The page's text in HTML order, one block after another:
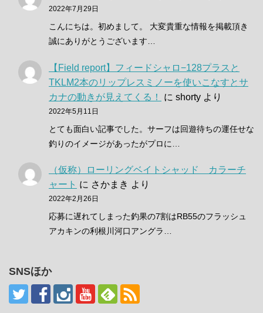
2022年7月29日
こんにちは。初めまして。 大変貴重な情報を掲載頂き
誠にありがとうございます…
【Field report】フィードシャロ−128プラスと
TKLM2本のリップレスミノーを使いこなすとサ
カナの動きが見えてくる！
に shorty より
2022年5月11日
とても面白い記事でした。サーフは回遊待ちの運任せな
釣りのイメージがあったがプロに…
（仮称）ローリングベイトシャッド カラーチ
ャート に さかまき より
2022年2月26日
応募に遅れてしまった釣果の7割はRB55のフラッシュ
アカキンの利根川河口アングラ…
SNSほか